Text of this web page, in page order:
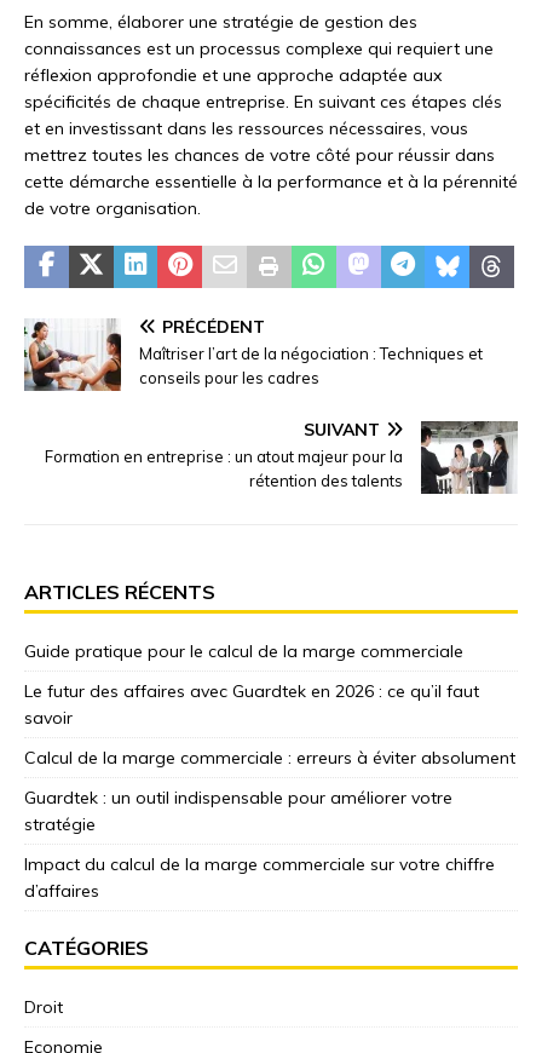
En somme, élaborer une stratégie de gestion des
connaissances est un processus complexe qui requiert une
réflexion approfondie et une approche adaptée aux
spécificités de chaque entreprise. En suivant ces étapes clés
et en investissant dans les ressources nécessaires, vous
mettrez toutes les chances de votre côté pour réussir dans
cette démarche essentielle à la performance et à la pérennité
de votre organisation.
PRÉCÉDENT
Maîtriser l’art de la négociation : Techniques et
conseils pour les cadres
SUIVANT
Formation en entreprise : un atout majeur pour la
rétention des talents
ARTICLES RÉCENTS
Guide pratique pour le calcul de la marge commerciale
Le futur des affaires avec Guardtek en 2026 : ce qu’il faut
savoir
Calcul de la marge commerciale : erreurs à éviter absolument
Guardtek : un outil indispensable pour améliorer votre
stratégie
Impact du calcul de la marge commerciale sur votre chiffre
d’affaires
CATÉGORIES
Droit
Economie